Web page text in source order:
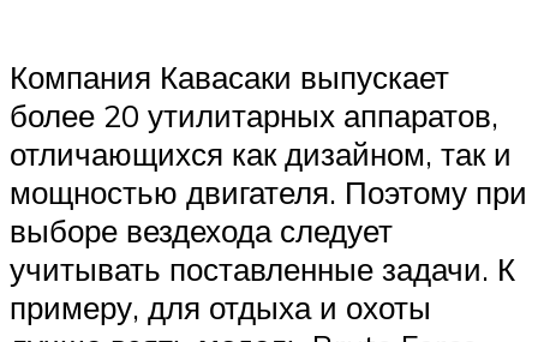
Компания Кавасаки выпускает
более 20 утилитарных аппаратов,
отличающихся как дизайном, так и
мощностью двигателя. Поэтому при
выборе вездехода следует
учитывать поставленные задачи. К
примеру, для отдыха и охоты